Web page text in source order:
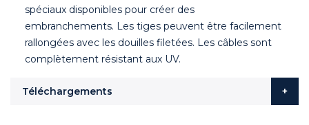
spéciaux disponibles pour créer des
embranchements. Les tiges peuvent être facilement
rallongées avec les douilles filetées. Les câbles sont
complètement résistant aux UV.
Téléchargements